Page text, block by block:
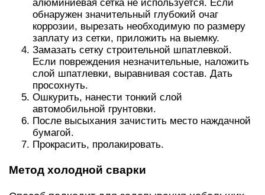
алюминиевая сетка не используется. Если
обнаружен значительный глубокий очаг
коррозии, вырезать необходимую по размеру
заплату из сетки, приложить на выемку.
Замазать сетку строительной шпатлевкой.
Если повреждения незначительные, наложить
слой шпатлевки, выравнивая состав. Дать
просохнуть.
Ошкурить, нанести тонкий слой
автомобильной грунтовки.
После высыхания зачистить место наждачной
бумагой.
Прокрасить, пролакировать.
Метод холодной сварки